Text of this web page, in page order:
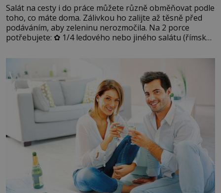
Salát na cesty i do práce můžete různě obměňovat podle
toho, co máte doma. Zálivkou ho zalijte až těsně před
podáváním, aby zeleninu nerozmočila. Na 2 porce
potřebujete: ✿ 1/4 ledového nebo jiného salátu (římský
okurky ✿ 2 rajčata Zálivka: ✿ 4 lžíce olivového oleje ✿ 1
lžíci citronové šťávy ✿ ½ stroužku